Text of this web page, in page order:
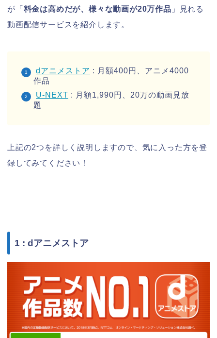
が「 料金は高めだが、様々な動画が20万作品 」見れる
動画配信サービスを紹介します。
dアニメストア : 月額400円、アニメ4000
作品
U-NEXT : 月額1,990円、20万の動画見放
題
上記の2つを詳しく説明しますので、気に入った方を登
録してみてください！
1 : dアニメストア